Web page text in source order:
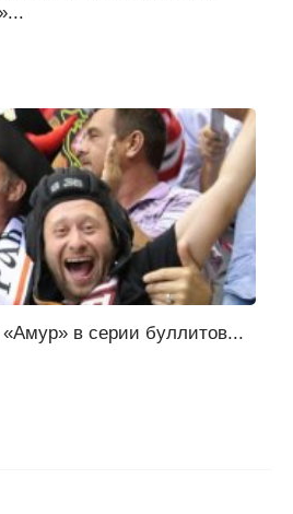
«Амур» в серии буллитов...